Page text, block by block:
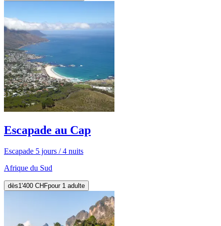
Escapade au Cap
Escapade 5 jours / 4 nuits
Afrique du Sud
dès1'400 CHFpour 1 adulte